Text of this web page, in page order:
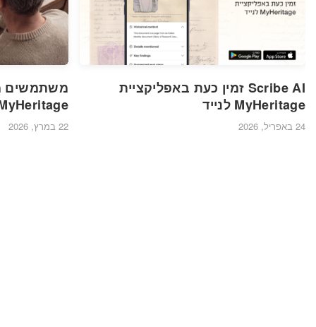
Scribe AI זמין כעת באפליקציית
MyHeritage לנייד
24 באפריל, 2026 22 במרץ, 2026